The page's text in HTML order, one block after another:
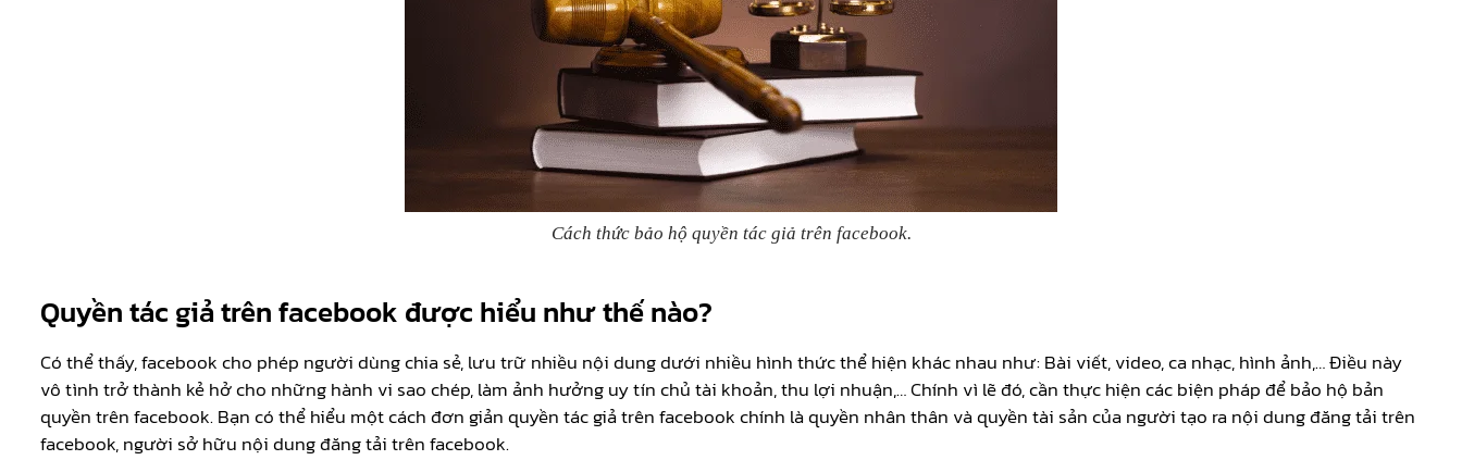
Cách thức bảo hộ quyền tác giả trên facebook.
Quyền tác giả trên facebook được hiểu như thế nào?
Có thể thấy, facebook cho phép người dùng chia sẻ, lưu trữ nhiều nội dung dưới nhiều hình thức thể hiện khác nhau như: Bài viết, video, ca nhạc, hình ảnh,… Điều này
vô tình trở thành kẻ hở cho những hành vi sao chép, làm ảnh hưởng uy tín chủ tài khoản, thu lợi nhuận,… Chính vì lẽ đó, cần thực hiện các biện pháp để bảo hộ bản
quyền trên facebook. Bạn có thể hiểu một cách đơn giản quyền tác giả trên facebook chính là quyền nhân thân và quyền tài sản của người tạo ra nội dung đăng tải trên
facebook, người sở hữu nội dung đăng tải trên facebook.